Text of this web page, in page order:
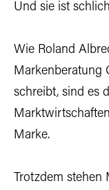
Und sie ist
Wie Roland
Markenberatung
schreibt, sind es
Marke.
Trotzdem stehen